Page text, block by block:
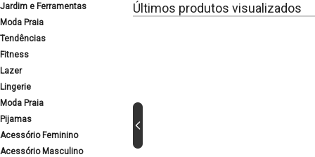
Jardim e Ferramentas
Moda Praia
Tendências
Fitness
Lazer
Lingerie
Moda Praia
Pijamas
Acessório Feminino
Acessório Masculino
Últimos produtos visualizados